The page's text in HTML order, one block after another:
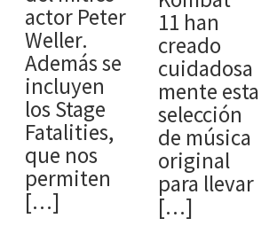
actor Peter
Weller.
Además se
incluyen
los Stage
Fatalities,
que nos
permiten
[…]
11 han
creado
cuidadosa
mente esta
selección
de música
original
para llevar
[…]